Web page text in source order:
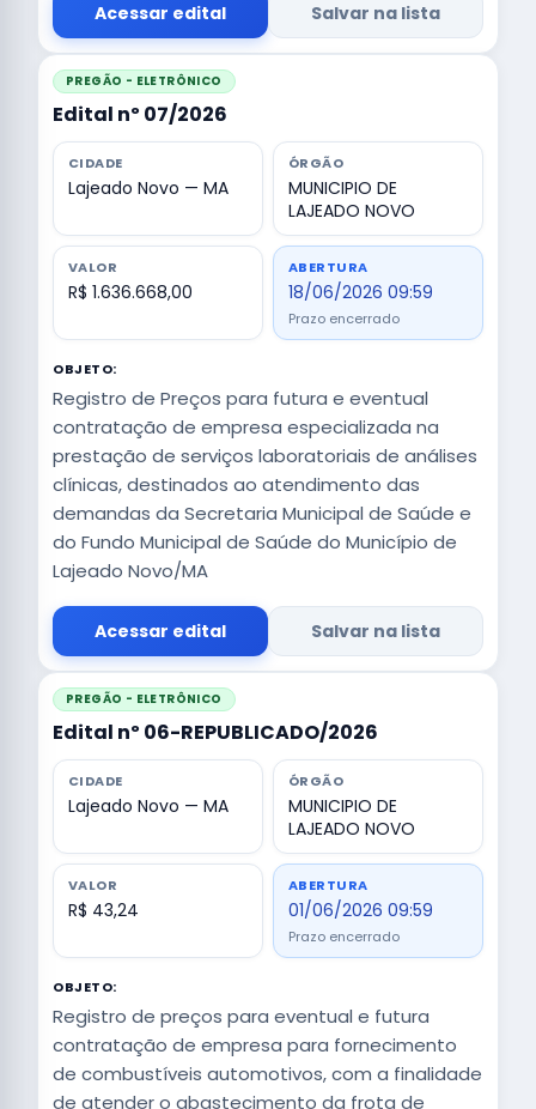
Acessar edital Salvar na lista
PREGÃO - ELETRÔNICO
Edital nº 07/2026
CIDADE
Lajeado Novo — MA
ÓRGÃO
MUNICIPIO DE
LAJEADO NOVO
VALOR
R$ 1.636.668,00
ABERTURA
18/06/2026 09:59
Prazo encerrado
OBJETO:
Registro de Preços para futura e eventual
contratação de empresa especializada na
prestação de serviços laboratoriais de análises
clínicas, destinados ao atendimento das
demandas da Secretaria Municipal de Saúde e
do Fundo Municipal de Saúde do Município de
Lajeado Novo/MA
Acessar edital Salvar na lista
PREGÃO - ELETRÔNICO
Edital nº 06-REPUBLICADO/2026
CIDADE
Lajeado Novo — MA
ÓRGÃO
MUNICIPIO DE
LAJEADO NOVO
VALOR
R$ 43,24
ABERTURA
01/06/2026 09:59
Prazo encerrado
OBJETO:
Registro de preços para eventual e futura
contratação de empresa para fornecimento
de combustíveis automotivos, com a finalidade
de atender o abastecimento da frota de